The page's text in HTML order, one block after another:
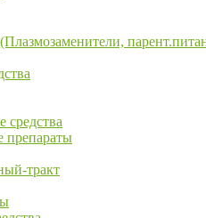
средства
препараты
тракт